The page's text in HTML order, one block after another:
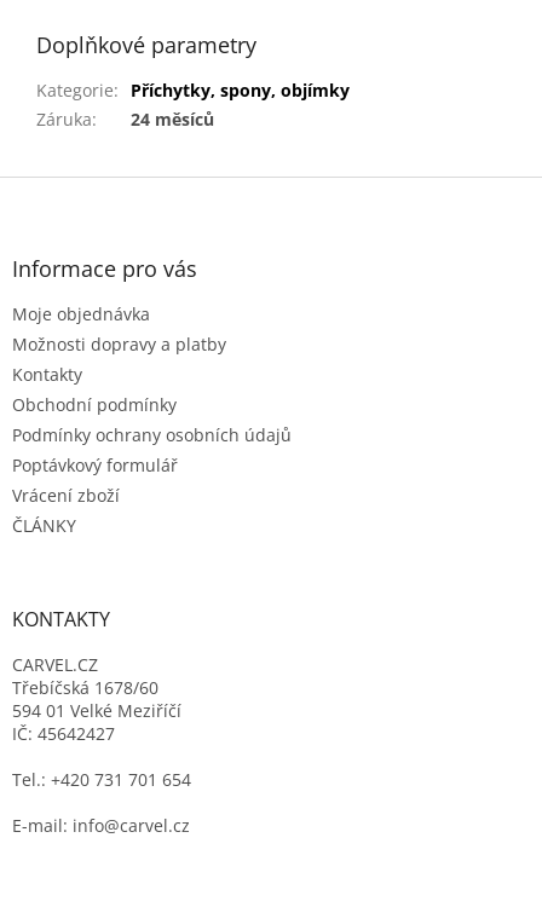
Doplňkové parametry
Kategorie:
Příchytky, spony, objímky
Záruka: 24 měsíců
Z
Informace pro vás
Moje objednávka
Možnosti dopravy a platby
Kontakty
Obchodní podmínky
Podmínky ochrany osobních údajů
Poptávkový formulář
Vrácení zboží
ČLÁNKY
KONTAKTY
CARVEL.CZ
Třebíčská 1678/60
594 01 Velké Meziříčí
IČ: 45642427
Tel.: +420 731 701 654
E-mail: info@carvel.cz